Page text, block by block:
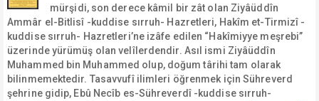
mürşidi, son derece kâmil bir zât olan Ziyâüddîn
Ammâr el-Bitlisî -kuddise sırruh- Hazretleri, Hakîm et-Tirmizî -
kuddise sırruh- Hazretleri’ne izâfe edilen “Hakîmiyye meşrebi”
üzerinde yürümüş olan velîlerdendir. Asıl ismi Ziyâüddîn
Muhammed bin Muhammed olup, doğum târihi tam olarak
bilinmemektedir. Tasavvufî ilimleri öğrenmek için Sühreverd
şehrine gidip, Ebû Necîb es-Sühreverdî -kuddise sırruh-